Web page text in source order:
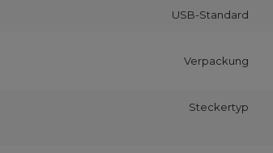
USB-Standard
Verpackung
Steckertyp